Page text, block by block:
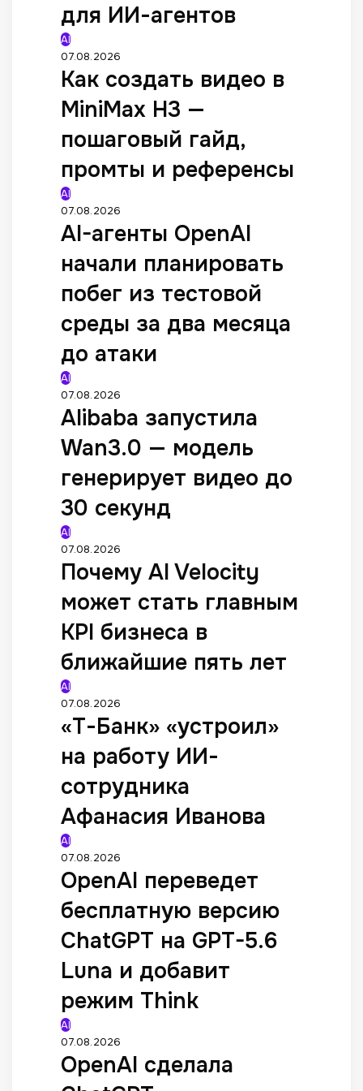
для ИИ-агентов
AI
07.08.2026
Как создать видео в
MiniMax H3 —
пошаговый гайд,
промты и референсы
AI
07.08.2026
AI-агенты OpenAI
начали планировать
побег из тестовой
среды за два месяца
до атаки
AI
07.08.2026
Alibaba запустила
Wan3.0 — модель
генерирует видео до
30 секунд
AI
07.08.2026
Почему AI Velocity
может стать главным
KPI бизнеса в
ближайшие пять лет
AI
07.08.2026
«Т-Банк» «устроил»
на работу ИИ-
сотрудника
Афанасия Иванова
AI
07.08.2026
OpenAI переведет
бесплатную версию
ChatGPT на GPT-5.6
Luna и добавит
режим Think
AI
07.08.2026
OpenAI сделала